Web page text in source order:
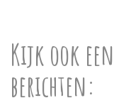
Kijk ook
berichten: